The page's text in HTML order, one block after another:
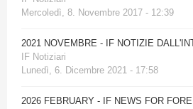
Mercoledì, 8. Novembre 2017 - 12:39
2021 NOVEMBRE - IF NOTIZIE
IF Notiziari
Lunedì, 6. Dicembre 2021 - 17:58
2026 FEBRUARY - IF NEWS FOR